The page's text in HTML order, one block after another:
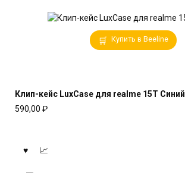
Купить в Beeline
Клип-кейс LuxCase для realme 15T Синий
590,00 ₽